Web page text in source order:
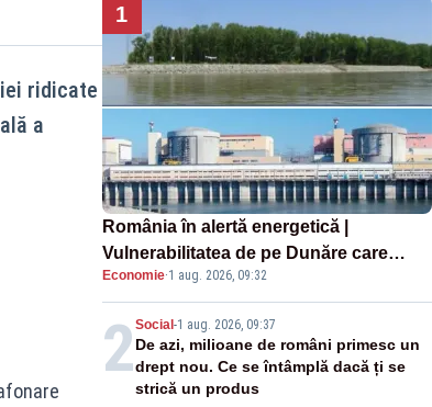
ridicate
a
1
România în alertă energetică |
Vulnerabilitatea de pe Dunăre care
pune în pericol Centrala Cernavodă era
cunoscută de pe vremea lui Ceaușescu
Economie·1 aug. 2026, 09:32
2Social -1 aug. 2026, 09:37
De azi, milioane de români primesc un
drept nou. Ce se întâmplă dacă ți se
strică un produs